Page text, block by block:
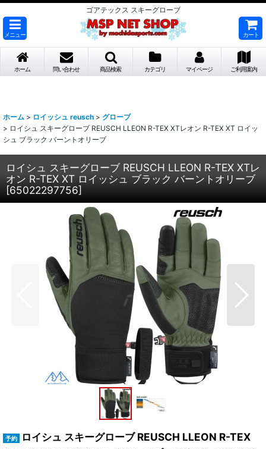
ゴアテックス スキーグローブ
メニュー カート
ホーム 問い合わせ 商品検索 カテゴリ マイページ ご利用案内
ホーム > ロイッシュ reusch > グローブ
> ロイシュ スキーグローブ REUSCH LLEON R-TEX XTレオン R-TEX XT ロイッ
シュ ブラック バーントオリーブ
ロイシュ スキーグローブ REUSCH LLEON R-TEX XTレ
オン R-TEX XT ロイッシュ ブラック バーントオリーブ
[65022297756]
ロイシュ スキーグローブ REUSCH LLEON R-TEX